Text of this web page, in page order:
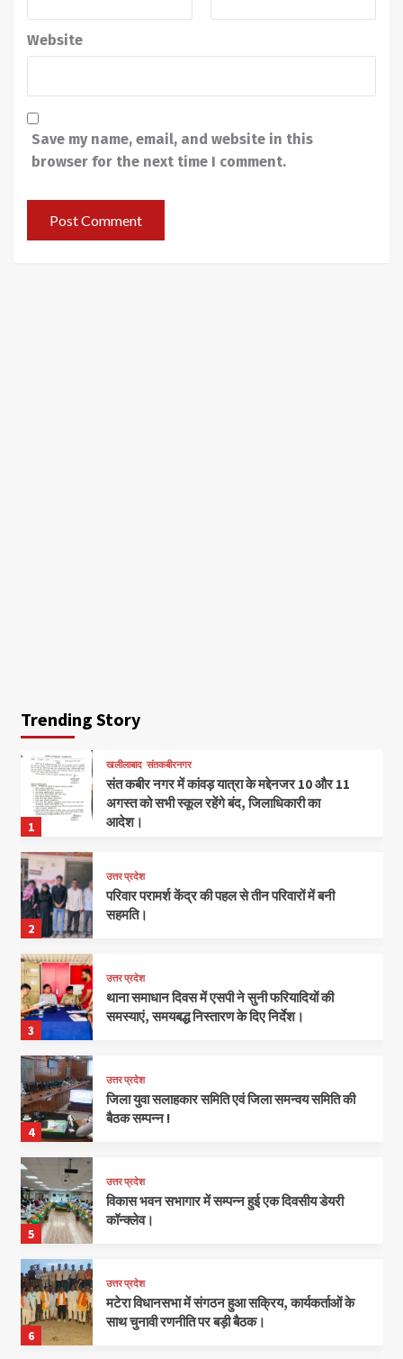
Website
Save my name, email, and website in this
browser for the next time I comment.
Trending Story
1
खलीलाबाद संतकबीरनगर
संत कबीर नगर में कांवड़ यात्रा के मद्देनजर 10 और 11
अगस्त को सभी स्कूल रहेंगे बंद, जिलाधिकारी का
आदेश।
2
उत्तर प्रदेश
परिवार परामर्श केंद्र की पहल से तीन परिवारों में बनी
सहमति।
3
उत्तर प्रदेश
थाना समाधान दिवस में एसपी ने सुनी फरियादियों की
समस्याएं, समयबद्ध निस्तारण के दिए निर्देश।
4
उत्तर प्रदेश
जिला युवा सलाहकार समिति एवं जिला समन्वय समिति की
बैठक सम्पन्न !
5
उत्तर प्रदेश
विकास भवन सभागार में सम्पन्न हुई एक दिवसीय डेयरी
कॉन्क्लेव।
6
उत्तर प्रदेश
मटेरा विधानसभा में संगठन हुआ सक्रिय, कार्यकर्ताओं के
साथ चुनावी रणनीति पर बड़ी बैठक।